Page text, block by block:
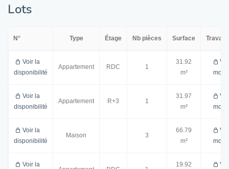
Lots
N° Type Étage Nb pièces Surface
Voir la
disponibilité
Appartement RDC 1
31.92
m²
Voir la
disponibilité
Appartement R+3 1
31.97
m²
Voir la
disponibilité
Maison 3
66.79
m²
Voir la
19.92